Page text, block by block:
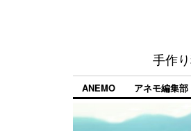
手作
ANEMO アネモ編集部